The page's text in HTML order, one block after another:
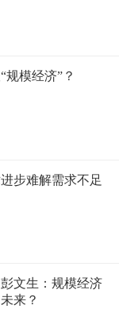
规模经济”？
步难解需求不足
彭文生：规模经济
来？